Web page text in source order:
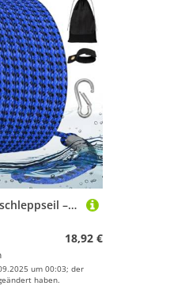
Krujecnt Bootsabschleppseil – schwimmendes Abschleppseil – Kajakgurt zum Andocken von Fluss, Segeln, Training, Wassersport, Seerettung, Skifahren, Ziehen und Schneemobilfahren
18,92 €
um 00:03; der
haben.